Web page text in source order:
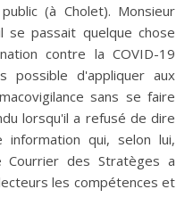
(à Cholet). Monsieur
se passait quelque chose
contre la COVID-19
possible d'appliquer aux
sans se faire
lorsqu'il a refusé de dire
qui, selon lui,
Courrier des Stratèges a
les compétences et